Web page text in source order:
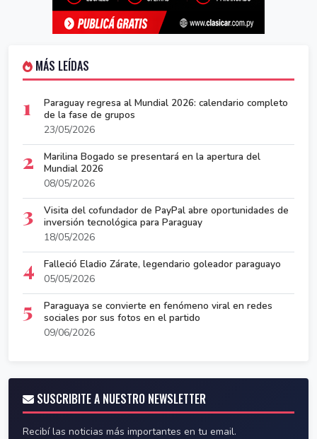
MÁS LEÍDAS
1
Paraguay regresa al Mundial 2026: calendario completo
de la fase de grupos
23/05/2026
2
Marilina Bogado se presentará en la apertura del
Mundial 2026
08/05/2026
3
Visita del cofundador de PayPal abre oportunidades de
inversión tecnológica para Paraguay
18/05/2026
4
Falleció Eladio Zárate, legendario goleador paraguayo
05/05/2026
5
Paraguaya se convierte en fenómeno viral en redes
sociales por sus fotos en el partido
09/06/2026
SUSCRIBITE A NUESTRO NEWSLETTER
Recibí las noticias más importantes en tu email.